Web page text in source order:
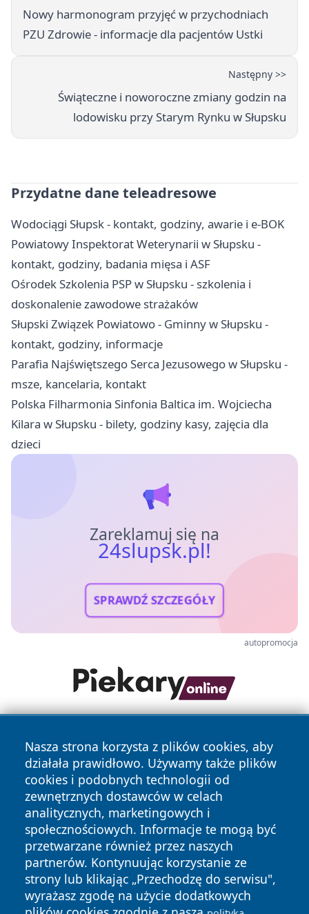
Nowy harmonogram przyjęć w przychodniach
PZU Zdrowie - informacje dla pacjentów Ustki
Następny >>
Świąteczne i noworoczne zmiany godzin na
lodowisku przy Starym Rynku w Słupsku
Przydatne dane teleadresowe
Wodociągi Słupsk - kontakt, godziny, awarie i e-BOK
Powiatowy Inspektorat Weterynarii w Słupsku -
kontakt, godziny, badania mięsa i ASF
Ośrodek Szkolenia PSP w Słupsku - szkolenia i
doskonalenie zawodowe strażaków
Słupski Związek Powiatowo - Gminny w Słupsku -
kontakt, godziny, informacje
Parafia Najświętszego Serca Jezusowego w Słupsku -
msze, kancelaria, kontakt
Polska Filharmonia Sinfonia Baltica im. Wojciecha
Kilara w Słupsku - bilety, godziny kasy, zajęcia dla
dzieci
Zareklamuj się na
24slupsk.pl!
SPRAWDŹ SZCZEGÓŁY
autopromocja
Nasza strona korzysta z plików cookies, aby
działała prawidłowo. Używamy także plików
cookies i podobnych technologii od
zewnętrznych dostawców w celach
analitycznych, marketingowych i
społecznościowych. Informacje te mogą być
przetwarzane również przez naszych
partnerów. Kontynuując korzystanie ze
strony lub klikając „Przechodzę do serwisu",
wyrażasz zgodę na użycie dodatkowych
Copyright © 2026 24slupsk.pl Wszystkie prawa zastrzeżone.
News Autorzy
Polityka
Prywatności
Polityka
Cookies